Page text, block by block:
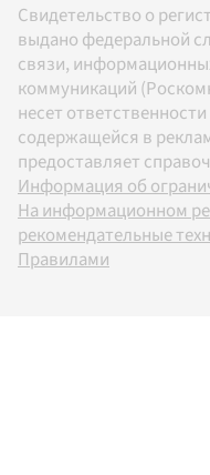
Свидетельство о
выдано федеральной
связи,
коммуникаций
несет
содержащейся в
предоставляет
Информация об
На информационном
рекомендательные
Правилами